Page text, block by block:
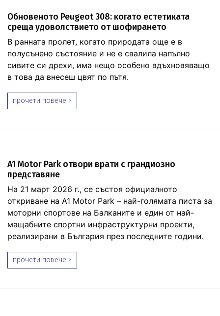
Обновеното Peugeot 308: когато естетиката
среща удоволствието от шофирането
В ранната пролет, когато природата още е в
полусънено състояние и не е свалила напълно
сивите си дрехи, има нещо особено вдъхновяващо
в това да внесеш цвят по пътя.
прочети повече >
A1 Motor Park отвори врати с грандиозно
представяне
На 21 март 2026 г., се състоя официалното
откриване на A1 Motor Park – най-голямата писта за
моторни спортове на Балканите и един от най-
мащабните спортни инфраструктурни проекти,
реализирани в България през последните години.
прочети повече >